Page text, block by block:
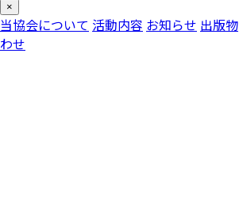
×
当協会について 活動内容 お知らせ 出版物
わせ